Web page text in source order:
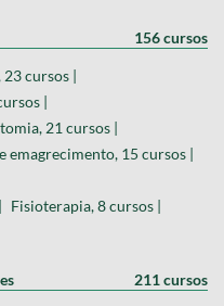
156 cursos
23 cursos |
|
21 cursos |
emagrecimento, 15 cursos |
Fisioterapia, 8 cursos |
211 cursos